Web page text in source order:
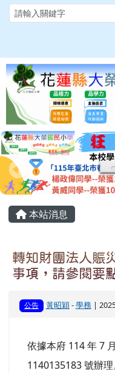
跳至主內容區
花蓮縣大榮國
主內容區域
本站消息
轉知財團法人賑
事項，請參閱要
公告 黃昭穎-學務|
依據本府 114 年 7
1140135183 號辦理
頁尾區域